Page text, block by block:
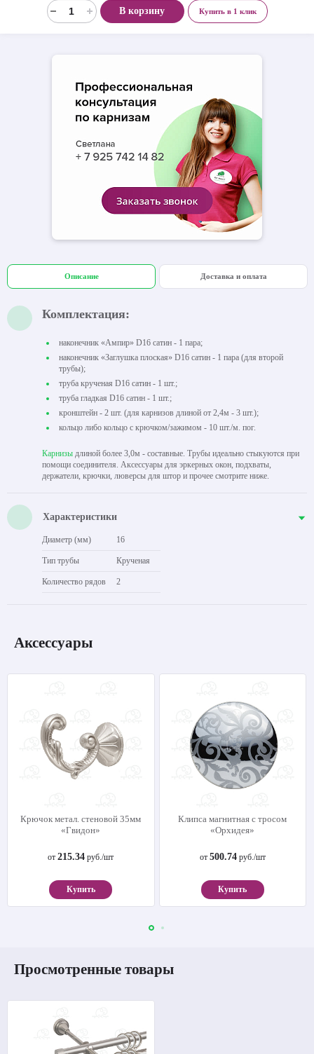
В корзину Купить в 1 клик
Описание Доставка и оплата
Комплектация:
наконечник «Ампир» D16 сатин - 1 пара;
наконечник «Заглушка плоская» D16 сатин - 1 пара (для второй
трубы);
труба крученая D16 сатин - 1 шт.;
труба гладкая D16 сатин - 1 шт.;
кронштейн - 2 шт. (для карнизов длиной от 2,4м - 3 шт.);
кольцо либо кольцо с крючком/зажимом - 10 шт./м. пог.
Карнизы длиной более 3,0м - составные. Трубы идеально стыкуются при
помощи соединителя. Аксессуары для эркерных окон, подхваты,
держатели, крючки, люверсы для штор и прочее смотрите ниже.
Характеристики
Диаметр (мм) 16
Тип трубы Крученая
Количество рядов 2
Аксессуары
Крючок метал. стеновой 35мм
«Гвидон»
от215.34 руб./шт
Купить
Клипса магнитная с тросом
«Орхидея»
от 500.74руб./шт
Купить
Просмотренные товары